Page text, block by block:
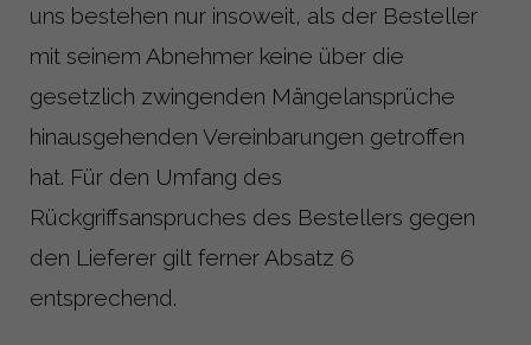
uns bestehen nur insoweit, als der Besteller
mit seinem Abnehmer keine über die
gesetzlich zwingenden Mängelansprüche
hinausgehenden Vereinbarungen getroffen
hat. Für den Umfang des
Rückgriffsanspruches des Bestellers gegen
den Lieferer gilt ferner Absatz 6
entsprechend.